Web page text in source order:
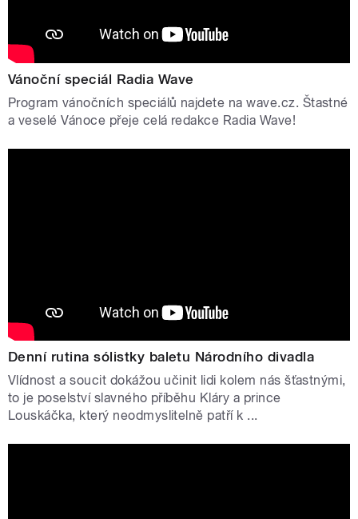
Vánoční speciál Radia Wave
Program vánočních speciálů najdete na wave.cz. Štastné
a veselé Vánoce přeje celá redakce Radia Wave!
Denní rutina sólistky baletu Národního divadla
Vlídnost a soucit dokážou učinit lidi kolem nás šťastnými,
to je poselství slavného příběhu Kláry a prince
Louskáčka, který neodmyslitelně patří k ...